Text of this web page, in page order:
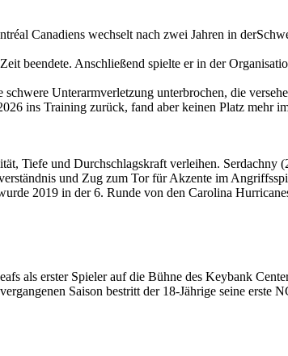
Canadiens wechselt nach zwei Jahren in
beendete. Anschließend spielte er in der
Unterarmverletzung unterbrochen, die
ins Training zurück, fand aber keinen Platz mehr
Tiefe und Durchschlagskraft verleihen. Serdachny
und Zug zum Tor für Akzente im
2019 in der 6. Runde von den Carolina
als erster Spieler auf die Bühne des Keybank
Saison bestritt der 18-Jährige seine erste